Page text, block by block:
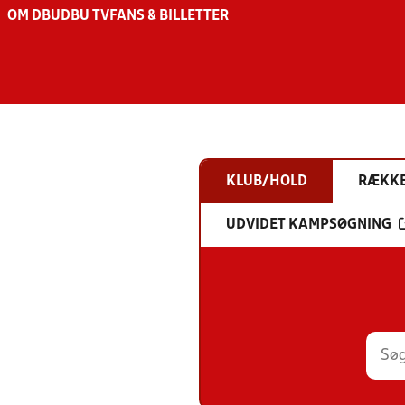
OM DBU DBU TV FANS & BILLETTER
KLUB/HOLD
UDVIDET KAMPSØGNING